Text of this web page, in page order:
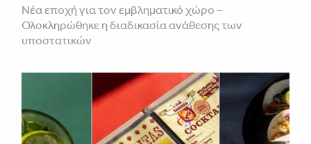
Νέα εποχή για τον εμβληματικό χώρο –
Ολοκληρώθηκε η διαδικασία ανάθεσης των
υποστατικών